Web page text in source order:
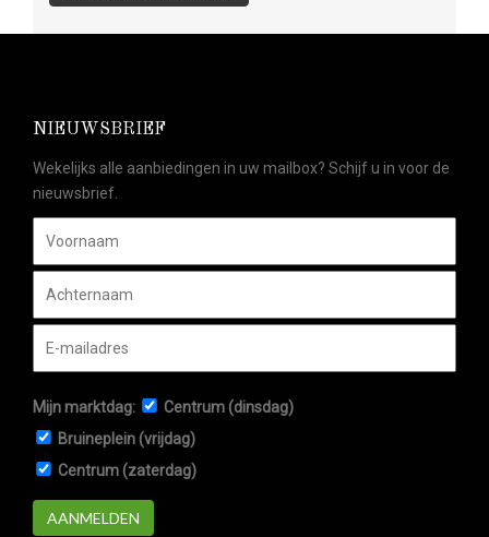
NIEUWSBRIEF
Wekelijks alle aanbiedingen in uw mailbox? Schijf u in voor de
nieuwsbrief.
Mijn marktdag:
Centrum (dinsdag)
Bruineplein (vrijdag)
Centrum (zaterdag)
AANMELDEN